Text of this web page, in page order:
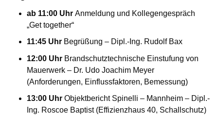
ab 11:00 Uhr Anmeldung und Kollegengespräch
„Get together“
11:45 Uhr Begrüßung – Dipl.-Ing. Rudolf Bax
12:00 Uhr Brandschutztechnische Einstufung von
Mauerwerk – Dr. Udo Joachim Meyer
(Anforderungen, Einflussfaktoren, Bemessung)
13:00 Uhr Objektbericht Spinelli – Mannheim – Dipl.-
Ing. Roscoe Baptist (Effizienzhaus 40, Schallschutz)